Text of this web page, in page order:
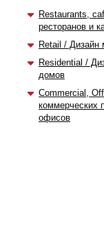
Restaurants,
ресторанов и
Retail / Дизайн
Residential /
домов
Commercial,
коммерческих
офисов